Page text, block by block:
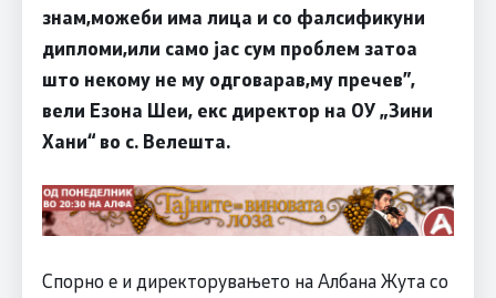
знам,можеби има лица и со фалсификуни
дипломи,или само јас сум проблем затоа
што некому не му одговарав,му пречев”,
вели Езона Шеи, екс директор на ОУ „Зини
Хани“ во с. Велешта.
Спорно е и директорувањето на Албана Жута со